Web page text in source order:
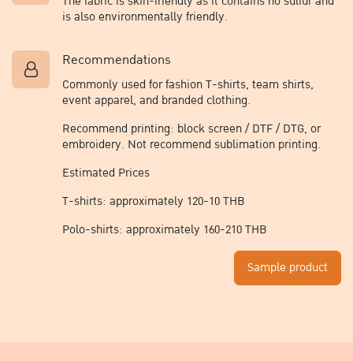
is also environmentally friendly.​
Recommendations​
Commonly used for fashion T-shirts, team shirts,
event apparel, and branded clothing.
Recommend printing: block screen / DTF / DTG, or
embroidery. Not recommend sublimation printing.
Estimated Prices​
T-shirts: approximately 120-10 THB
Polo-shirts: approximately 160-210 THB ​
Sample product